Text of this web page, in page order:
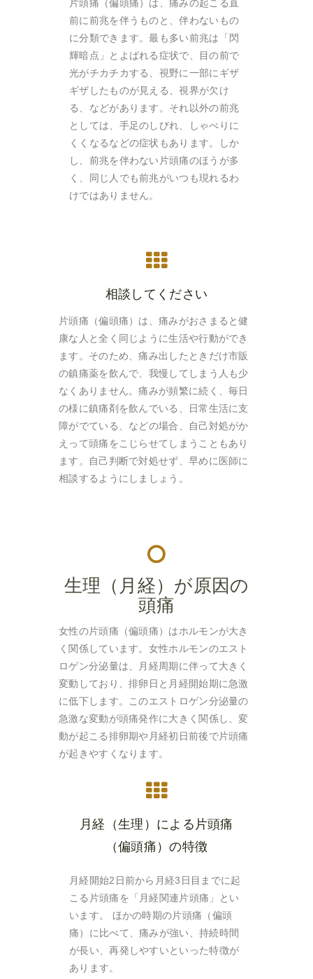
片頭痛（偏頭痛）は、痛みの起こる直
前に前兆を伴うものと、伴わないもの
に分類できます。最も多い前兆は「閃
輝暗点」とよばれる症状で、目の前で
光がチカチカする、視野に一部にギザ
ギザしたものが見える、視界が欠け
る、などがあります。それ以外の前兆
としては、手足のしびれ、しゃべりに
くくなるなどの症状もあります。しか
し、前兆を伴わない片頭痛のほうが多
く、同じ人でも前兆がいつも現れるわ
けではありません。
相談してください
片頭痛（偏頭痛）は、痛みがおさまると健
康な人と全く同じように生活や行動ができ
ます。そのため、痛み出したときだけ市販
の鎮痛薬を飲んで、我慢してしまう人も少
なくありません。痛みが頻繁に続く、毎日
の様に鎮痛剤を飲んでいる、日常生活に支
障がでている、などの場合、自己対処がか
えって頭痛をこじらせてしまうこともあり
ます。自己判断で対処せず、早めに医師に
相談するようにしましょう。
生理（月経）が原因の
頭痛
女性の片頭痛（偏頭痛）はホルモンが大き
く関係しています。女性ホルモンのエスト
ロゲン分泌量は、月経周期に伴って大きく
変動しており、排卵日と月経開始期に急激
に低下します。このエストロゲン分泌量の
急激な変動が頭痛発作に大きく関係し、変
動が起こる排卵期や月経初日前後で片頭痛
が起きやすくなります。
月経（生理）による片頭痛
（偏頭痛）の特徴
月経開始2日前から月経3日目までに起
こる片頭痛を「月経関連片頭痛」とい
います。 ほかの時期の片頭痛（偏頭
痛）に比べて、痛みが強い、持続時間
が長い、再発しやすいといった特徴が
あります。